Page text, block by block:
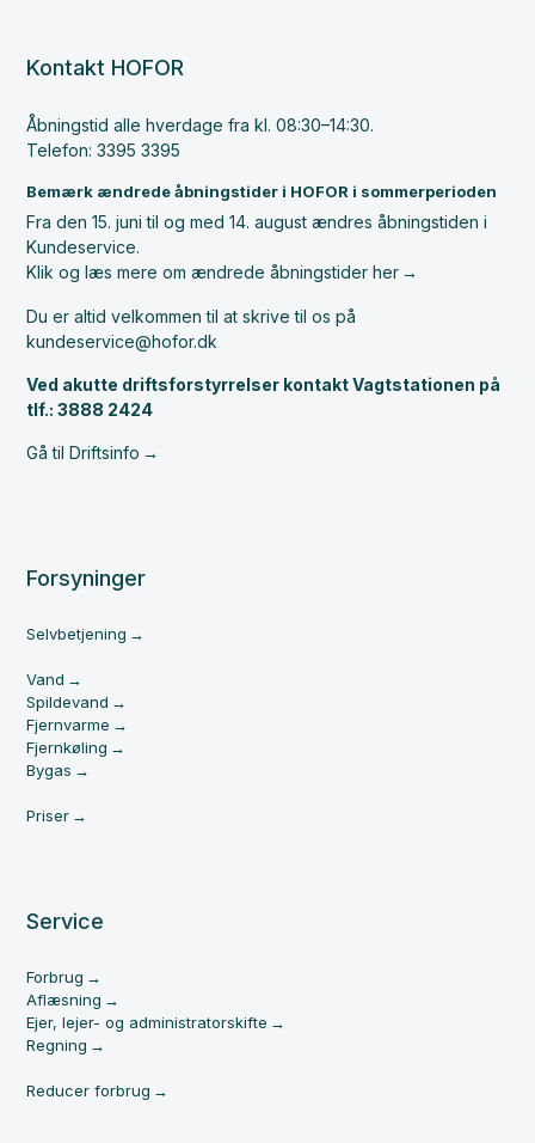
Kontakt HOFOR
Åbningstid alle hverdage fra kl. 08:30–14:30.
Telefon: 3395 3395
Bemærk ændrede åbningstider i HOFOR i sommerperioden
Fra den 15. juni til og med 14. august ændres åbningstiden i
Kundeservice.
Klik og læs mere om ændrede åbningstider her
Du er altid velkommen til at skrive til os på
kundeservice@hofor.dk
Ved akutte driftsforstyrrelser kontakt Vagtstationen på
tlf.: 3888 2424
Gå til Driftsinfo
Forsyninger
Selvbetjening
Vand
Spildevand
Fjernvarme
Fjernkøling
Bygas
Priser
Service
Forbrug
Aflæsning
Ejer, lejer- og administratorskifte
Regning
Reducer forbrug